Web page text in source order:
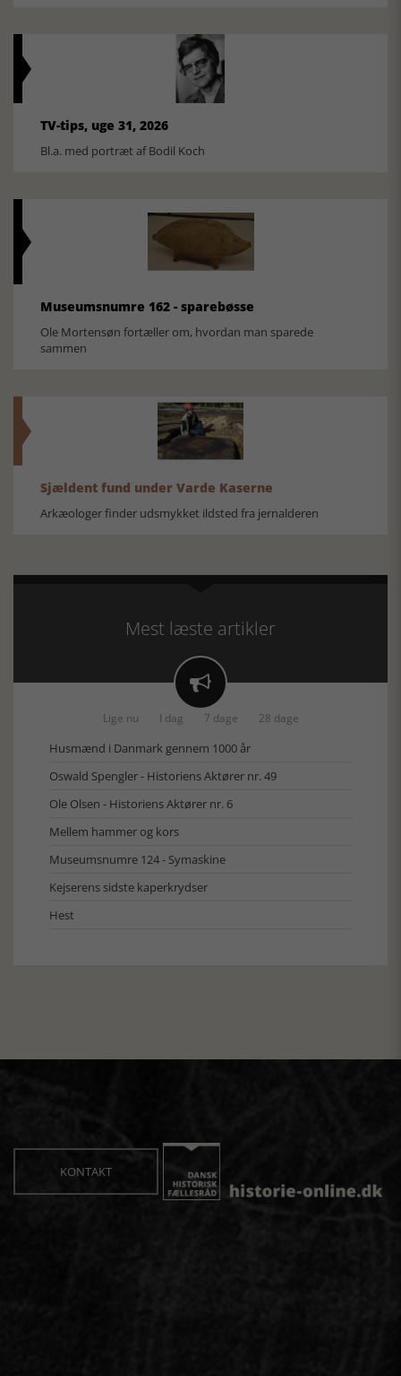
TV-tips, uge 31, 2026
Bl.a. med portræt af Bodil Koch
Museumsnumre 162 - sparebøsse
Ole Mortensøn fortæller om, hvordan man sparede
sammen
Sjældent fund under Varde Kaserne
Arkæologer finder udsmykket ildsted fra jernalderen
Mest læste artikler

Lige nu I dag 7 dage 28 dage
Husmænd i Danmark gennem 1000 år
Oswald Spengler - Historiens Aktører nr. 49
Ole Olsen - Historiens Aktører nr. 6
Mellem hammer og kors
Museumsnumre 124 - Symaskine
Kejserens sidste kaperkrydser
Hest
KONTAKT